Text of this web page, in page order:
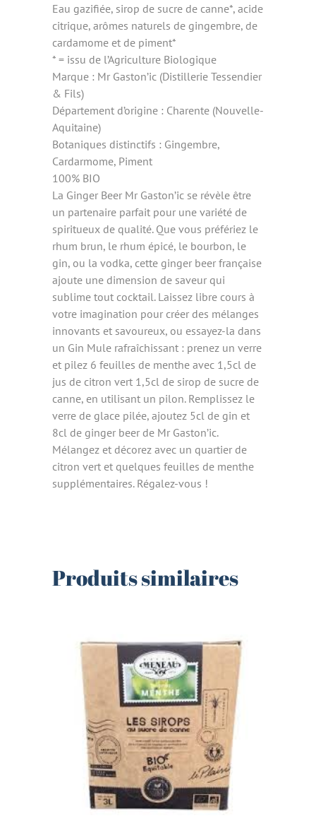
Eau gazifiée, sirop de sucre de canne*, acide
citrique, arômes naturels de gingembre, de
cardamome et de piment*
* = issu de l’Agriculture Biologique
Marque : Mr Gaston’ic (Distillerie Tessendier
& Fils)
Département d’origine : Charente (Nouvelle-
Aquitaine)
Botaniques distinctifs : Gingembre,
Cardarmome, Piment
100% BIO
La Ginger Beer Mr Gaston’ic se révèle être
un partenaire parfait pour une variété de
spiritueux de qualité. Que vous préfériez le
rhum brun, le rhum épicé, le bourbon, le
gin, ou la vodka, cette ginger beer française
ajoute une dimension de saveur qui
sublime tout cocktail. Laissez libre cours à
votre imagination pour créer des mélanges
innovants et savoureux, ou essayez-la dans
un Gin Mule rafraîchissant : prenez un verre
et pilez 6 feuilles de menthe avec 1,5cl de
jus de citron vert 1,5cl de sirop de sucre de
canne, en utilisant un pilon. Remplissez le
verre de glace pilée, ajoutez 5cl de gin et
8cl de ginger beer de Mr Gaston’ic.
Mélangez et décorez avec un quartier de
citron vert et quelques feuilles de menthe
supplémentaires. Régalez-vous !
Produits similaires